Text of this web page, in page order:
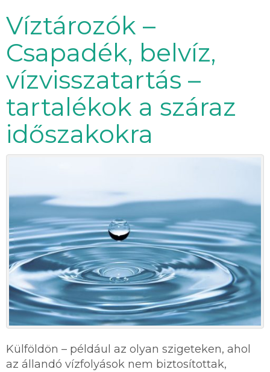
Víztározók –
Csapadék, belvíz,
vízvisszatartás –
tartalékok a száraz
időszakokra
Külföldön – például az olyan szigeteken, ahol
az állandó vízfolyások nem biztosítottak,